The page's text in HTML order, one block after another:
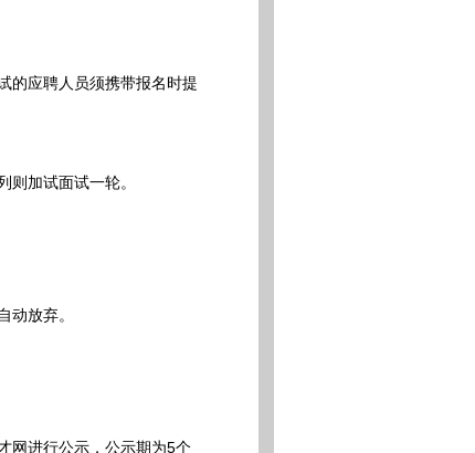
应聘人员须携带报名时提
加试面试一轮。
放弃。
网进行公示，公示期为5个